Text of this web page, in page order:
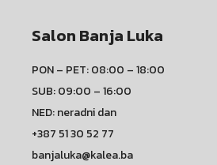
Salon Banja Luka
PON – PET: 08:00 – 18:00
SUB: 09:00 – 16:00
NED: neradni dan
+387 51 30 52 77
banjaluka@kalea.ba